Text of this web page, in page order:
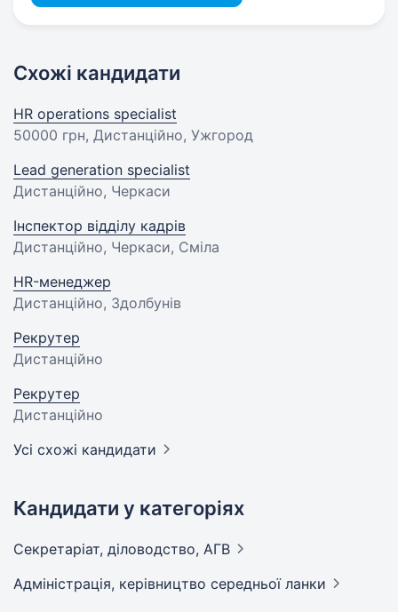
Схожі кандидати
HR operations specialist
50000 грн, Дистанційно, Ужгород
Lead generation specialist
Дистанційно, Черкаси
Інспектор відділу кадрів
Дистанційно, Черкаси, Сміла
HR-менеджер
Дистанційно, Здолбунів
Рекрутер
Дистанційно
Рекрутер
Дистанційно
Усі схожі кандидати
Кандидати у категоріях
Секретаріат, діловодство, АГВ
Адмiнiстрацiя, керівництво середньої ланки